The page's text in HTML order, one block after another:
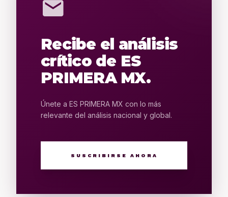
mail
Recibe el análisis
crítico de ES
PRIMERA MX.
Únete a ES PRIMERA MX con lo más
relevante del análisis nacional y global.
SUSCRIBIRSE AHORA